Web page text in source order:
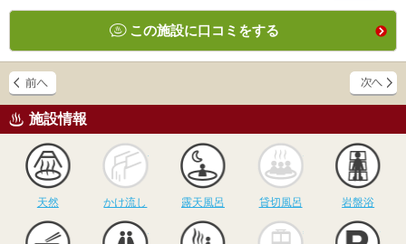
この施設に口コミをする
施設情報
天然
かけ流し
かけ流し
露天風呂
露天風呂
貸切風呂
貸切風呂 岩盤浴
サウナ